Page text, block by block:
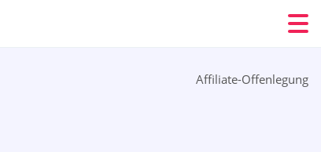
Affiliate-Offenlegung